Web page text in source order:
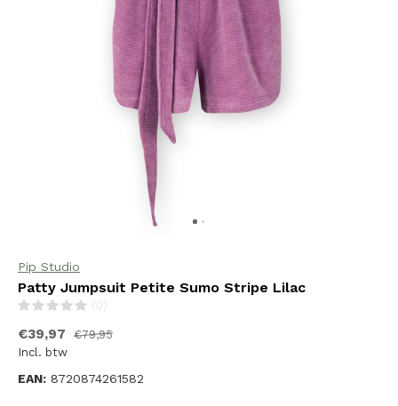
Pip Studio
Patty Jumpsuit Petite Sumo Stripe Lilac
(0)
€39,97
€79,95
Incl. btw
EAN: 8720874261582